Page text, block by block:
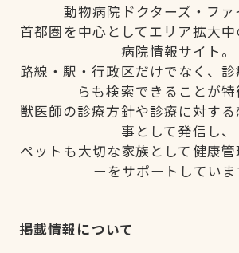
動物病院ドクターズ・ファ
首都圏を中心としてエリア拡大
病院情報サイト。
路線・駅・行政区だけでなく、
らも検索できることが特
獣医師の診療方針や診療に対す
事として発信し、
ペットも大切な家族として健康
ーをサポートしていま
掲載情報について